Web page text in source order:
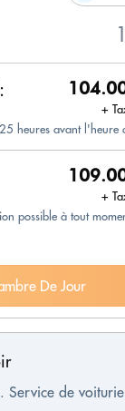
+
heures avant l'heure
+
possible à tout
De Jour
Service de